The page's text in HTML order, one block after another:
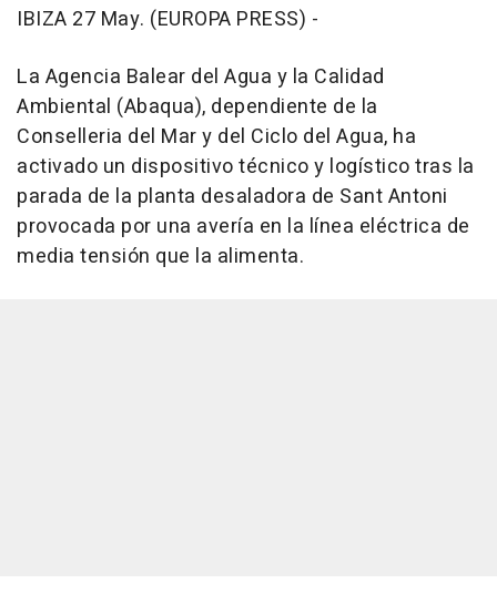
IBIZA 27 May. (EUROPA PRESS) -
La Agencia Balear del Agua y la Calidad
Ambiental (Abaqua), dependiente de la
Conselleria del Mar y del Ciclo del Agua, ha
activado un dispositivo técnico y logístico tras la
parada de la planta desaladora de Sant Antoni
provocada por una avería en la línea eléctrica de
media tensión que la alimenta.